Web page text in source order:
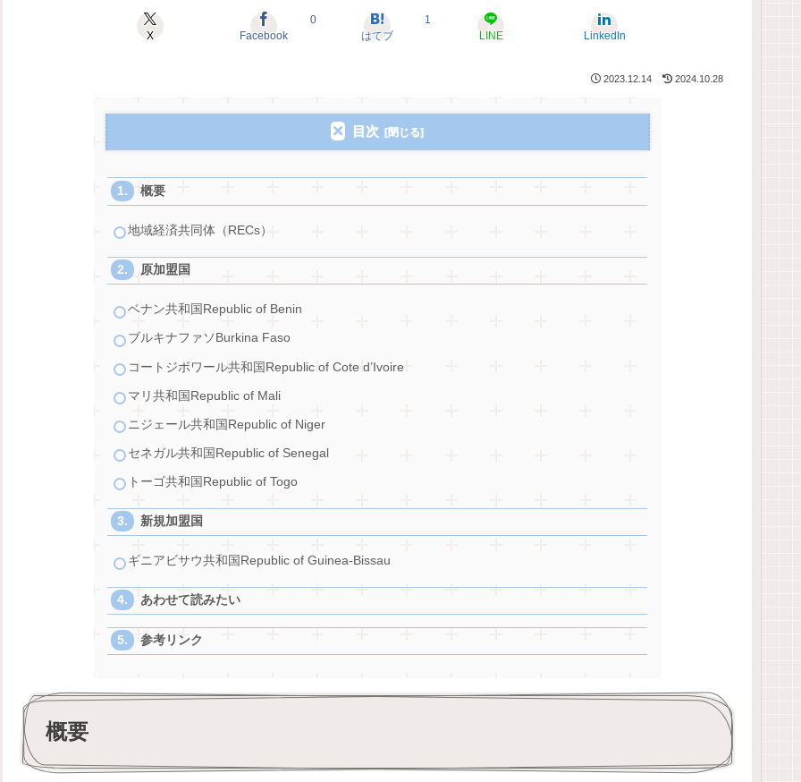
X Facebook
0
はてブ
1
LINE
LinkedIn
2023.12.14 2024.10.28
目次
概要
地域経済共同体（RECs）
原加盟国
ベナン共和国Republic of Benin
ブルキナファソBurkina Faso
コートジボワール共和国Republic of Cote d’Ivoire
マリ共和国Republic of Mali
ニジェール共和国Republic of Niger
セネガル共和国Republic of Senegal
トーゴ共和国Republic of Togo
新規加盟国
ギニアビサウ共和国Republic of Guinea-Bissau
あわせて読みたい
参考リンク
概要